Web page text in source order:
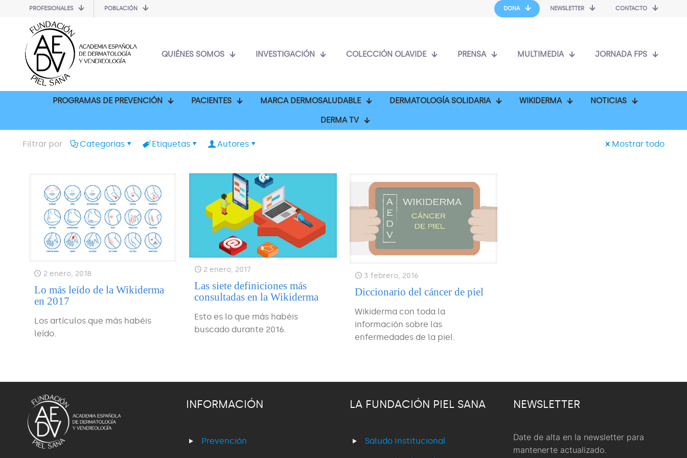
PROFESIONALES POBLACIÓN DONA NEWSLETTER CONTACTO
QUIÉNES SOMOS INVESTIGACIÓN COLECCIÓN OLAVIDE PRENSA MULTIMEDIA JORNADA FPS
PROGRAMAS DE PREVENCIÓN PACIENTES MARCA DERMOSALUDABLE DERMATOLOGÍA SOLIDARIA WIKIDERMA NOTICIAS
DERMA TV
Filtrar por Categorias Etiquetas Autores Mostrar todo
2 enero, 2018
Lo más leído de la Wikiderma
en 2017
Los artículos que más habéis
leído.
2 enero, 2017
Las siete definiciones más
consultadas en la Wikiderma
Esto es lo que más habéis
buscado durante 2016.
3 febrero, 2016
Diccionario del cáncer de piel
Wikiderma con toda la
información sobre las
enfermedades de la piel.
INFORMACIÓN
Prevención
LA FUNDACIÓN PIEL SANA
Saludo Institucional
NEWSLETTER
Date de alta en la newsletter para
mantenerte actualizado.